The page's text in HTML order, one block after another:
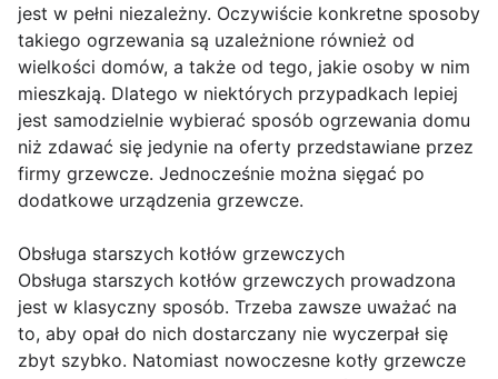
jest w pełni niezależny. Oczywiście konkretne sposoby
takiego ogrzewania są uzależnione również od
wielkości domów, a także od tego, jakie osoby w nim
mieszkają. Dlatego w niektórych przypadkach lepiej
jest samodzielnie wybierać sposób ogrzewania domu
niż zdawać się jedynie na oferty przedstawiane przez
firmy grzewcze. Jednocześnie można sięgać po
dodatkowe urządzenia grzewcze.
Obsługa starszych kotłów grzewczych
Obsługa starszych kotłów grzewczych prowadzona
jest w klasyczny sposób. Trzeba zawsze uważać na
to, aby opał do nich dostarczany nie wyczerpał się
zbyt szybko. Natomiast nowoczesne kotły grzewcze